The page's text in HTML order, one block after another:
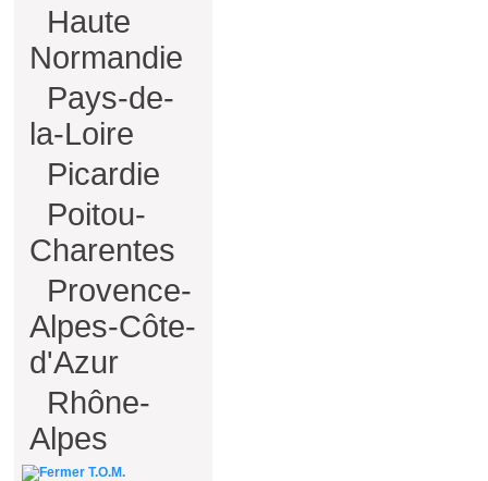
Haute
Normandie
Pays-de-
la-Loire
Picardie
Poitou-
Charentes
Provence-
Alpes-Côte-
d'Azur
Rhône-
Alpes
T.O.M.